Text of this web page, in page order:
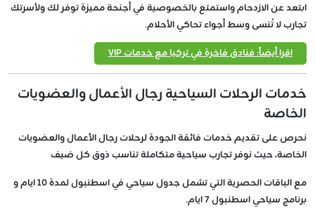
ابتعد عن الازدحام واستمتع بالخصوصية في أجنحة مميزة توفر لك ولأسرتك
تجارب لا تُنسى وسط أجواء تحاكي الأحلام.
اقرا أيضاً: فنادق فاخرة في تركيا مع خدمات VIP
خدمات الرحلات السياحية رجال الأعمال والعضويات
الخاصة
نحرص على تقديم خدمات فائقة الجودة لرحلات رجال الأعمال والعضويات
الخاصة، حيث نوفر تجارب سياحية متكاملة تناسب ذوق كل ضيف
مع الباقات الحصرية التي تشمل جدول سياحي في اسطنبول لمدة 10 ايام و
برنامج سياحي اسطنبول 7 ايام.